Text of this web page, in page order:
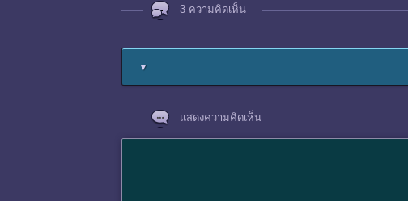
3 ความคิดเห็น
▼
แสดงความคิดเห็น